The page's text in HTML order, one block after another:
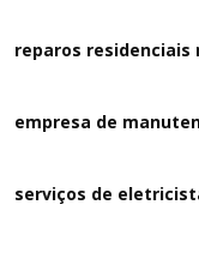
reparos residenciais
empresa de
serviços de